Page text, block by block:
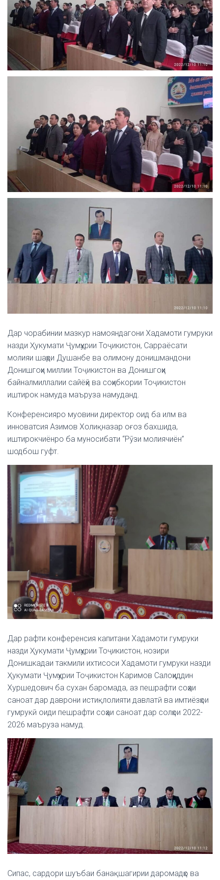
Дар чорабинии мазкур намояндагони Хадамоти гумруки
назди Ҳукумати Ҷумҳурии Тоҷикистон, Сарраёсати
молияи шаҳри Душанбе ва олимону донишмандони
Донишгоҳи миллии Тоҷикистон ва Донишгоҳи
байналмиллалии сайёҳӣ ва соҳибкории Тоҷикистон
иштирок намуда маъруза намуданд.
Конференсияро муовини директор оид ба илм ва
инноватсия Азимов Холиқназар оғоз бахшида,
иштирокчиёнро ба муносибати “Рӯзи молиячиён”
шодбош гуфт.
Дар рафти конференсия капитани Хадамоти гумруки
назди Ҳукумати Ҷумҳурии Тоҷикистон, нозири
Донишкадаи такмили ихтисоси Хадамоти гумруки назди
Ҳукумати Ҷумҳурии Тоҷикистон Каримов Салоҳиддин
Хуршедович ба сухан баромада, аз пешрафти соҳаи
саноат дар даврони истиқлолияти давлатӣ ва имтиёзҳои
гумрукӣ оиди пешрафти соҳаи саноат дар солҳои 2022-
2026 маъруза намуд.
Сипас, сардори шуъбаи банақшагирии даромадҳо ва